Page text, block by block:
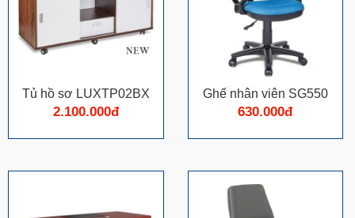
Tủ hồ sơ LUXTP02BX
2.100.000đ
Ghế nhân viên SG550
630.000đ